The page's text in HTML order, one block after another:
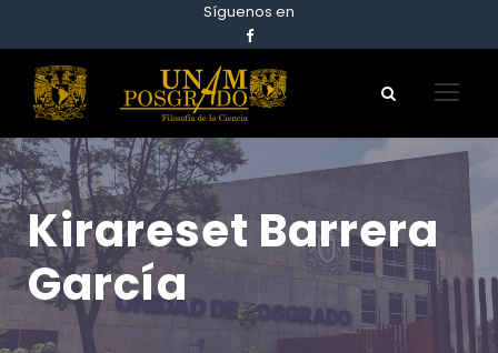
Síguenos en
Kirareset Barrera
García